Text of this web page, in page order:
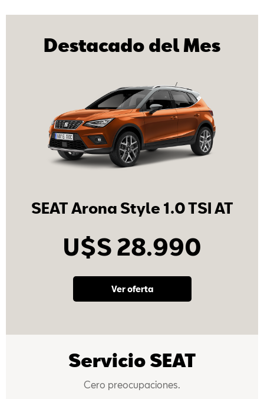
Destacado del Mes
SEAT Arona Style 1.0 TSI AT
U$S 28.990
Ver oferta
Servicio SEAT
Cero preocupaciones.